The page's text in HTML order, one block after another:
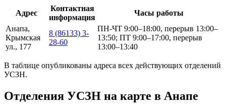
Адрес
Контактная
информация
Часы работы
Анапа,
Крымская
ул., 177
8 (86133) 3-
28-60
ПН-ЧТ 9:00–18:00, перерыв 13:00–
13:50; ПТ 9:00–17:00, перерыв
13:00–13:40
В таблице опубликованы адреса всех действующих отделений
УСЗН.
Отделения УСЗН на карте в Анапе